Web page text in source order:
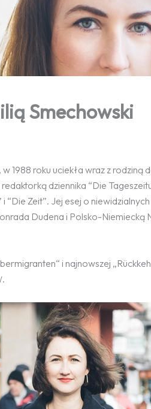
Smechowski
1988 roku uciekła wraz z
dziennika “Die
“Die Zeit”. Jej esej o
Dudena i Polsko-Niemiecką
i najnowszej
.